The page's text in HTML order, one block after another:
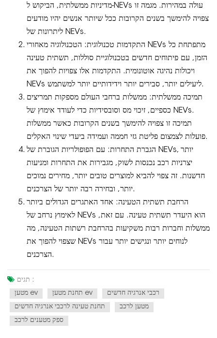
מדיניות ממשלתית, הביקוש ל-NEVs עולה במהירות. מגמה זו
צפויה להימשך בשנים הקרובות ככל שיותר אנשים יהיו מודעים
ליתרונות של NEVs.
התקדמות טכנולוגית: הטכנולוגיה מאחורי NEVs מתפתחת כל
הזמן, עם פיתוחים חדשים בטכנולוגיית סוללות, תשתית טעינה
ויכולות נהיגה אוטונומית. התקדמות אלו צפויות להפוך את
NEVs ליעילים יותר, סבירים יותר וידידותיים יותר למשתמש.
תמיכה ממשלתית: ממשלות ברחבי העולם מספקות תמריצים
כספיים, זיכוי מס וסובסידיות כדי לעודד אימוץ של NEVs.
תמיכה זו צפויה להימשך בשנים הקרובות כאשר ממשלות
פועלות לצמצום פליטת גזי חממה ועמידה ביעדי שינוי האקלים.
הגברת התחרות: עם הפופולריות הגוברת של NEVs, יותר
יצרניות רכב נכנסות לשוק, מגבירות את התחרות ומניעות
חדשנות. זה צפוי להביא למוצרים טובים יותר, מחירים נמוכים
יותר, ובחירה רבה יותר של הצרכנים.
הרחבת תשתית הטעינה: אחד האתגרים הגדולים ביותר
לאימוץ נרחב של NEVs הוא היעדר תשתית טעינה. עם זאת,
ממשלות וחברות רבות משקיעות בהרחבת רשתות הטעינה, מה
שצפוי להפוך את NEVs לנוחים יותר ונגישים יותר עבור
הצרכנים.
תגים :
מטען ev
תחנת מטען ev
רכבי אנרגיה חדשים
תחנת טעינה לרכבי אנרגיה חדשים
מטען לרכב
ספק מטענים לרכב